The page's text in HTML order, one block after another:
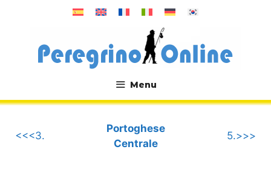
Menu
.
<<<3.
Portoghese
Centrale
5.>>>